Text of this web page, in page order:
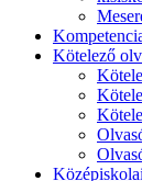
Kötelező